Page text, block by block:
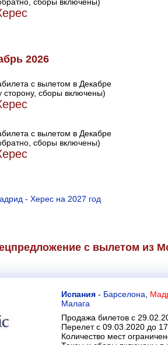
2026
с вылетом в Декабре
сторону, сборы включены)
с вылетом в Декабре
сборы включены)
- Херес на 2027 год
с вылетом из
Испания - Барселона
Малага
Продажа билетов с
Перелет с 09.03.2020 до
Количество мест